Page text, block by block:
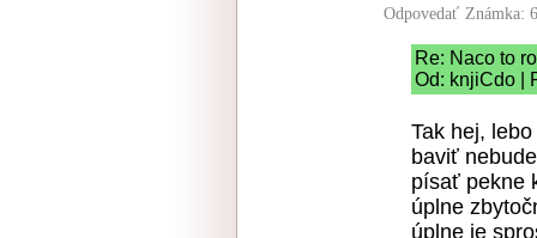
Odpovedať Známka:
Re: Naco to
Od: knjiCdo |
Tak hej,
baviť
písať pekne
úplne
úplne je